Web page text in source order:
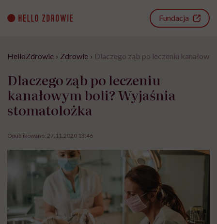
content
Fundacja
HelloZdrowie › Zdrowie › Dlaczego ząb po leczeniu
Dlaczego ząb po leczeniu
kanałowym boli? Wyjaśnia
stomatolożka
Opublikowano: 27.11.2020 13:46